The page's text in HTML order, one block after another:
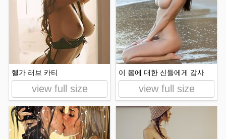
헬가 러브 카티
view full size
이 몸에 대한 신들에게 감사
view full size